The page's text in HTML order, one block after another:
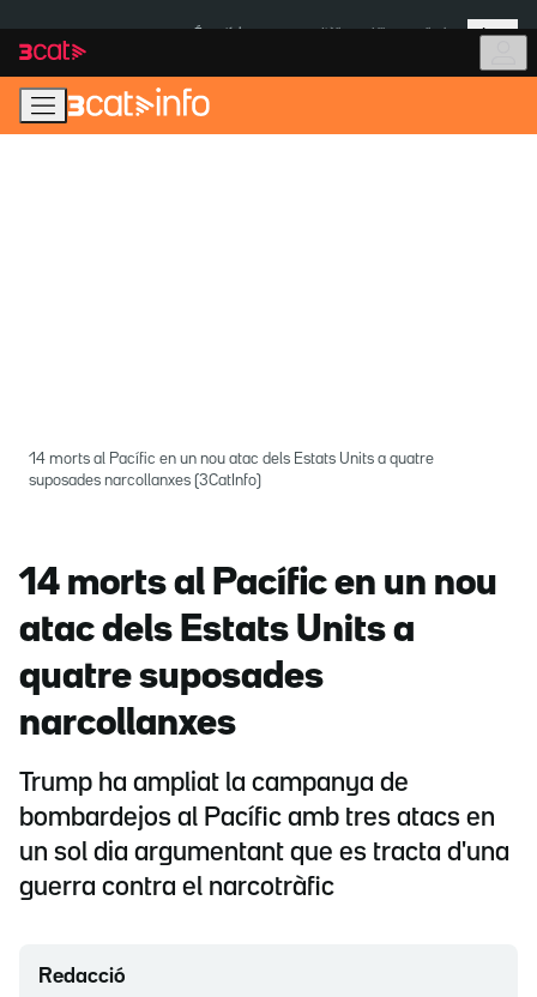
navegació
principal
contingut
Més
14 morts al Pacífic en un nou atac dels Estats Units a quatre
suposades narcollanxes (3CatInfo)
14 morts al Pacífic en un nou
atac dels Estats Units a
quatre suposades
narcollanxes
Trump ha ampliat la campanya de
bombardejos al Pacífic amb tres atacs en
un sol dia argumentant que es tracta d'una
guerra contra el narcotràfic
Redacció